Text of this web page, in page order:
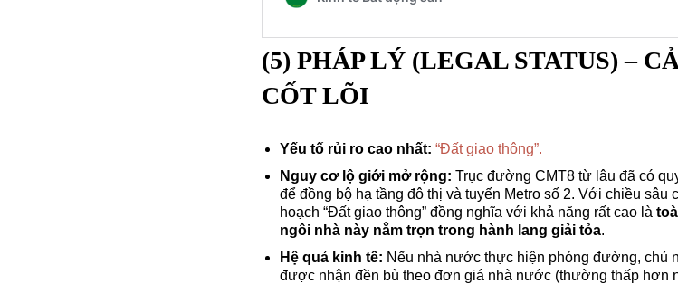
(5) PHÁP LÝ (LEGAL STATUS) –
CỐT LÕI
Yếu tố rủi ro cao nhất: “Đất giao thông”.
Nguy cơ lộ giới mở rộng: Trục đường CMT8 từ lâu đã có
để đồng bộ hạ tầng đô thị và tuyến Metro số 2. Với chiều sâu
hoạch “Đất giao thông” đồng nghĩa với khả năng rất cao là
ngôi nhà này nằm trọn trong hành lang giải tỏa.
Hệ quả kinh tế: Nếu nhà nước thực hiện phóng đường, chủ
được nhận đền bù theo đơn giá nhà nước (thường thấp hơn